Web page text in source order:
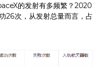
的发射有多频繁？2020
26次，从发射总量而言，占